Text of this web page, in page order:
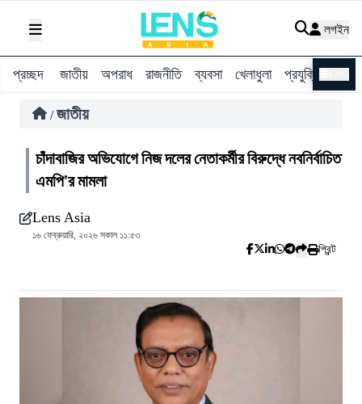
লগইন
প্রচ্ছদ জাতীয় অপরাধ রাজনীতি ব্যবসা খেলাধুলা প্রযুক্তি
/ জাতীয়
চাঁদাবাজির অভিযোগে নিজ দলের নেতাকর্মীর বিরুদ্ধে নবনির্বাচিত
এমপি’র মামলা
Lens Asia
১৬ ফেব্রুয়ারি, ২০২৬ সকাল ১১:৫৩
প্রিন্ট